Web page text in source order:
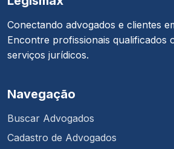
Conectando advogados e clientes
Encontre profissionais qualificados
serviços jurídicos.
Navegação
Buscar Advogados
Cadastro de Advogados